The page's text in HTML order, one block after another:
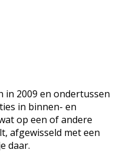
in 2009 en ondertussen
in binnen- en
op een of andere
afgewisseld met een
daar.